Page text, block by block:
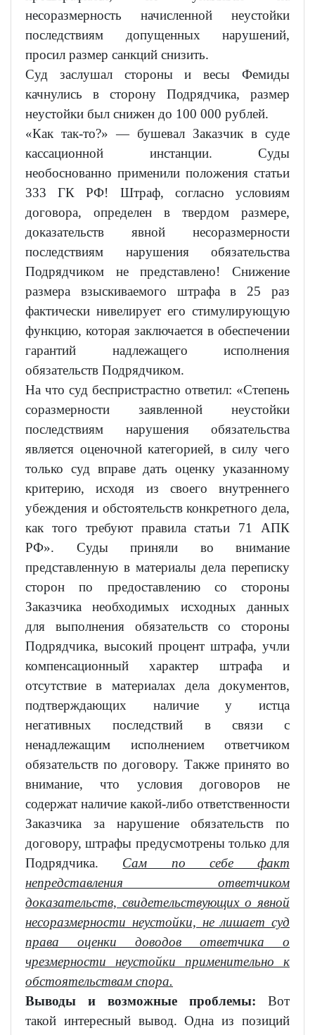
несоразмерность начисленной неустойки
последствиям допущенных нарушений,
просил размер санкций снизить.
Суд заслушал стороны и весы Фемиды
качнулись в сторону Подрядчика, размер
неустойки был снижен до 100 000 рублей.
«Как так-то?» — бушевал Заказчик в суде
кассационной инстанции. Суды
необоснованно применили положения статьи
333 ГК РФ! Штраф, согласно условиям
договора, определен в твердом размере,
доказательств явной несоразмерности
последствиям нарушения обязательства
Подрядчиком не представлено! Снижение
размера взыскиваемого штрафа в 25 раз
фактически нивелирует его стимулирующую
функцию, которая заключается в обеспечении
гарантий надлежащего исполнения
обязательств Подрядчиком.
На что суд беспристрастно ответил: «Степень
соразмерности заявленной неустойки
последствиям нарушения обязательства
является оценочной категорией, в силу чего
только суд вправе дать оценку указанному
критерию, исходя из своего внутреннего
убеждения и обстоятельств конкретного дела,
как того требуют правила статьи 71 АПК
РФ». Суды приняли во внимание
представленную в материалы дела переписку
сторон по предоставлению со стороны
Заказчика необходимых исходных данных
для выполнения обязательств со стороны
Подрядчика, высокий процент штрафа, учли
компенсационный характер штрафа и
отсутствие в материалах дела документов,
подтверждающих наличие у истца
негативных последствий в связи с
ненадлежащим исполнением ответчиком
обязательств по договору. Также принято во
внимание, что условия договоров не
содержат наличие какой-либо ответственности
Заказчика за нарушение обязательств по
договору, штрафы предусмотрены только для
Подрядчика. Сам по себе факт
непредставления ответчиком
доказательств, свидетельствующих о явной
несоразмерности неустойки, не лишает суд
права оценки доводов ответчика о
чрезмерности неустойки применительно к
обстоятельствам спора.
Выводы и возможные проблемы: Вот
такой интересный вывод. Одна из позиций